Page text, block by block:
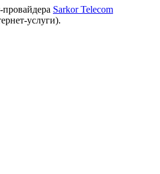
Sarkor Telecom
услуги).